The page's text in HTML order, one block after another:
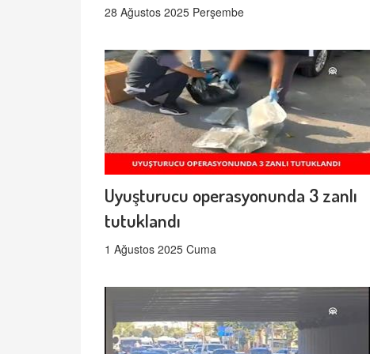
28 Ağustos 2025 Perşembe
Uyuşturucu operasyonunda 3 zanlı
tutuklandı
1 Ağustos 2025 Cuma